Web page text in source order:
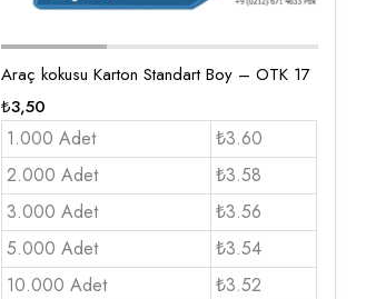
Araç kokusu Karton Standart Boy – OTK 17
₺3,50
1.000 Adet
₺3.60
2.000 Adet
₺3.58
3.000 Adet
₺3.56
5.000 Adet
₺3.54
10.000 Adet
₺3.52